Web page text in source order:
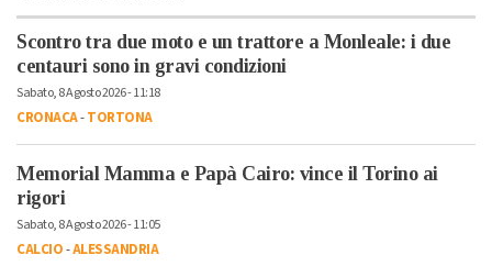
Scontro tra due moto e un trattore a Monleale: i due
centauri sono in gravi condizioni
Sabato, 8 Agosto 2026 - 11:18
CRONACA-TORTONA
Memorial Mamma e Papà Cairo: vince il Torino ai
rigori
Sabato, 8 Agosto 2026 - 11:05
CALCIO-ALESSANDRIA